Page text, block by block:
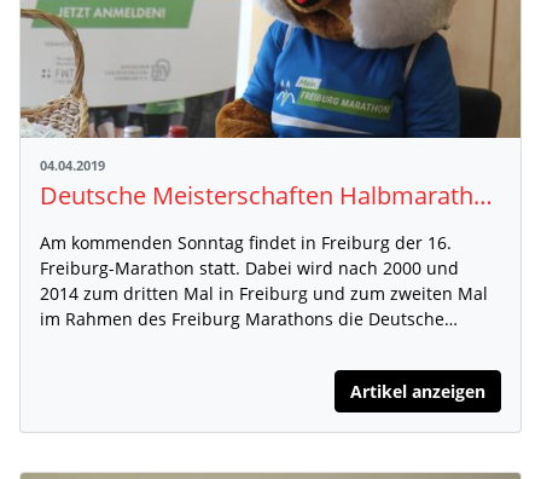
04.04.2019
Deutsche Meisterschaften Halbmarathon als Höhepunkt des MEIN FREIBURG MARATHON 2019
Am kommenden Sonntag findet in Freiburg der 16.
Freiburg-Marathon statt. Dabei wird nach 2000 und
2014 zum dritten Mal in Freiburg und zum zweiten Mal
im Rahmen des Freiburg Marathons die Deutsche…
Artikel anzeigen